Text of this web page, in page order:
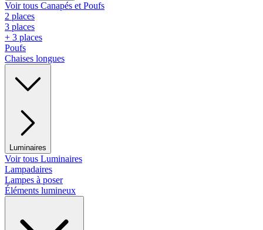
Voir tous Canapés et Poufs
2 places
3 places
+ 3 places
Poufs
Chaises longues
Luminaires
Voir tous Luminaires
Lampadaires
Lampes à poser
Éléments lumineux